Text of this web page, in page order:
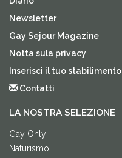
Newsletter
Gay Sejour Magazine
Notta sula privacy
Inserisci il tuo stabilimento
Contatti
LA NOSTRA SELEZIONE
Gay Only
Naturismo